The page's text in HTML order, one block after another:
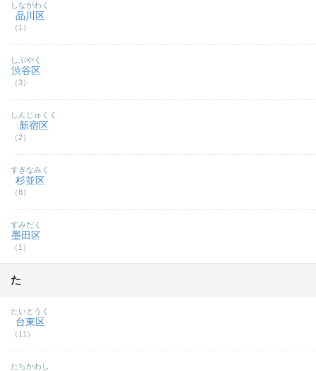
品川区
（1）
しながわく
渋谷区
（3）
しぶやく
新宿区
（2）
しんじゅくく
杉並区
（8）
すぎなみく
墨田区
（1）
すみだく
た
台東区
（11）
たいとうく
たちかわし